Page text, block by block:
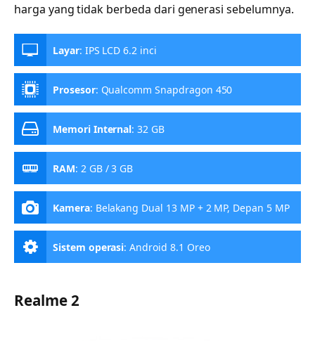
harga yang tidak berbeda dari generasi sebelumnya.
Layar: IPS LCD 6.2 inci
Prosesor: Qualcomm Snapdragon 450
Memori Internal:32 GB
RAM: 2 GB / 3 GB
Kamera: Belakang Dual 13 MP + 2 MP, Depan 5 MP
Sistem operasi:Android 8.1 Oreo
Realme 2